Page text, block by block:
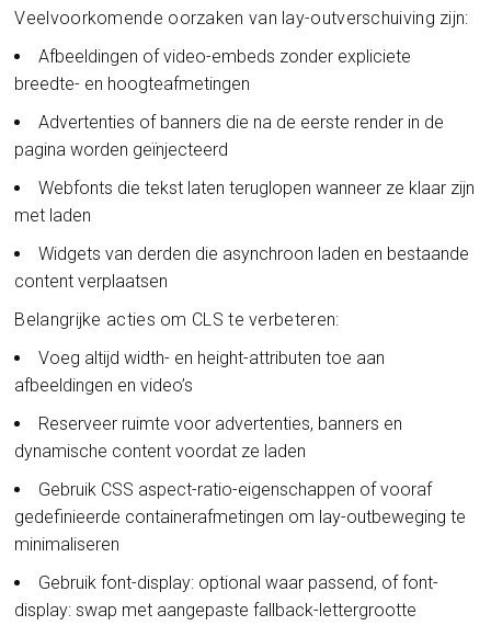
Veelvoorkomende oorzaken van lay-outverschuiving zijn:
Afbeeldingen of video-embeds zonder expliciete
breedte- en hoogteafmetingen
Advertenties of banners die na de eerste render in de
pagina worden geïnjecteerd
Webfonts die tekst laten teruglopen wanneer ze klaar zijn
met laden
Widgets van derden die asynchroon laden en bestaande
content verplaatsen
Belangrijke acties om CLS te verbeteren:
Voeg altijd width- en height-attributen toe aan
afbeeldingen en video’s
Reserveer ruimte voor advertenties, banners en
dynamische content voordat ze laden
Gebruik CSS aspect-ratio-eigenschappen of vooraf
gedefinieerde containerafmetingen om lay-outbeweging te
minimaliseren
Gebruik font-display: optional waar passend, of font-
display: swap met aangepaste fallback-lettergrootte